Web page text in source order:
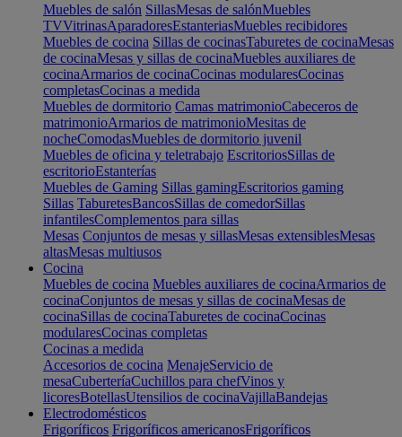
Muebles de salón SillasMesas de salónMuebles
TVVitrinasAparadoresEstanteriasMuebles recibidores
Muebles de cocina Sillas de cocinasTaburetes de cocinaMesas
de cocinaMesas y sillas de cocinaMuebles auxiliares de
cocinaArmarios de cocinaCocinas modularesCocinas
completasCocinas a medida
Muebles de dormitorio Camas matrimonioCabeceros de
matrimonioArmarios de matrimonioMesitas de
nocheComodasMuebles de dormitorio juvenil
Muebles de oficina y teletrabajo EscritoriosSillas de
escritorioEstanterías
Muebles de Gaming Sillas gamingEscritorios gaming
Sillas TaburetesBancosSillas de comedorSillas
infantilesComplementos para sillas
Mesas Conjuntos de mesas y sillasMesas extensiblesMesas
altasMesas multiusos
Cocina
Muebles de cocina Muebles auxiliares de cocinaArmarios de
cocinaConjuntos de mesas y sillas de cocinaMesas de
cocinaSillas de cocinaTaburetes de cocinaCocinas
modularesCocinas completas
Cocinas a medida
Accesorios de cocina MenajeServicio de
mesaCuberteríaCuchillos para chefVinos y
licoresBotellasUtensilios de cocinaVajillaBandejas
Electrodomésticos
Frigoríficos Frigoríficos americanosFrigoríficos